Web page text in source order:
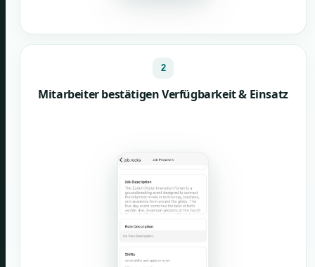
2
Mitarbeiter bestätigen Verfügbarkeit & Einsatz